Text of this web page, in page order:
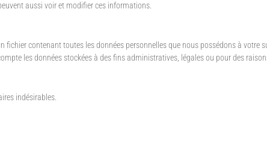
aussi voir et modifier ces informations.
contenant toutes les données personnelles que nous possédons à votre
les données stockées à des fins administratives, légales ou pour des
indésirables.